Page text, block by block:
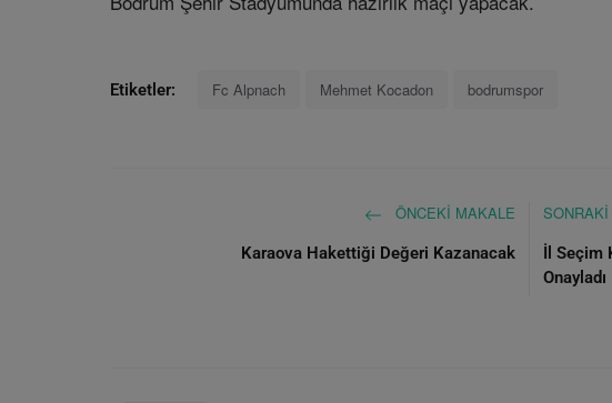
Etiketler: Fc Alpnach Mehmet Kocadon bodrumspor
ÖNCEKI MAKALE
Karaova Hakettiği Değeri Kazanacak
İl Seçim
Onayladı